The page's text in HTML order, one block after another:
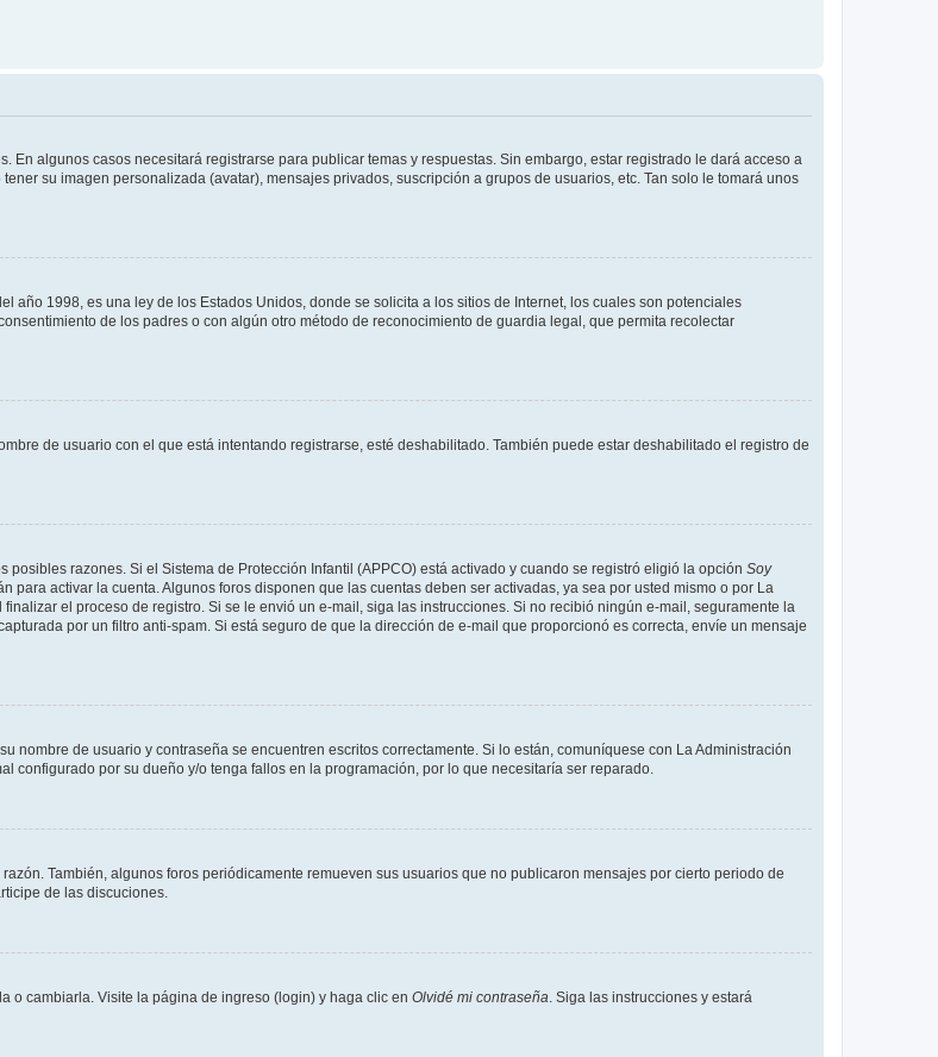
algunos casos necesitará registrarse para publicar temas y respuestas. Sin embargo, estar registrado le dará acceso a
su imagen personalizada (avatar), mensajes privados, suscripción a grupos de usuarios, etc. Tan solo le tomará unos
año 1998, es una ley de los Estados Unidos, donde se solicita a los sitios de Internet, los cuales son potenciales
de los padres o con algún otro método de reconocimiento de guardia legal, que permita recolectar
de usuario con el que está intentando registrarse, esté deshabilitado. También puede estar deshabilitado el registro de
razones. Si el Sistema de Protección Infantil (APPCO) está activado y cuando se registró eligió la opción Soy
para activar la cuenta. Algunos foros disponen que las cuentas deben ser activadas, ya sea por usted mismo o por La
el proceso de registro. Si se le envió un e-mail, siga las instrucciones. Si no recibió ningún e-mail, seguramente la
por un filtro anti-spam. Si está seguro de que la dirección de e-mail que proporcionó es correcta, envíe un mensaje
nombre de usuario y contraseña se encuentren escritos correctamente. Si lo están, comuníquese con La Administración
configurado por su dueño y/o tenga fallos en la programación, por lo que necesitaría ser reparado.
También, algunos foros periódicamente remueven sus usuarios que no publicaron mensajes por cierto periodo de
de las discuciones.
o cambiarla. Visite la página de ingreso (login) y haga clic en Olvidé mi contraseña . Siga las instrucciones y estará